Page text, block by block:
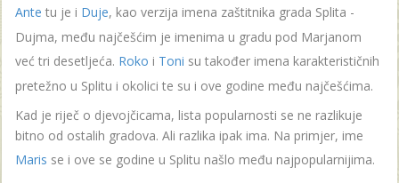
Ante tu je i Duje, kao verzija imena zaštitnika grada Splita -
Dujma, među najčešćim je imenima u gradu pod Marjanom
već tri desetljeća. Roko i Toni su također imena karakterističnih
pretežno u Splitu i okolici te su i ove godine među najčešćima.
Kad je riječ o djevojčicama, lista popularnosti se ne razlikuje
bitno od ostalih gradova. Ali razlika ipak ima. Na primjer, ime
Maris se i ove se godine u Splitu našlo među najpopularnijima.